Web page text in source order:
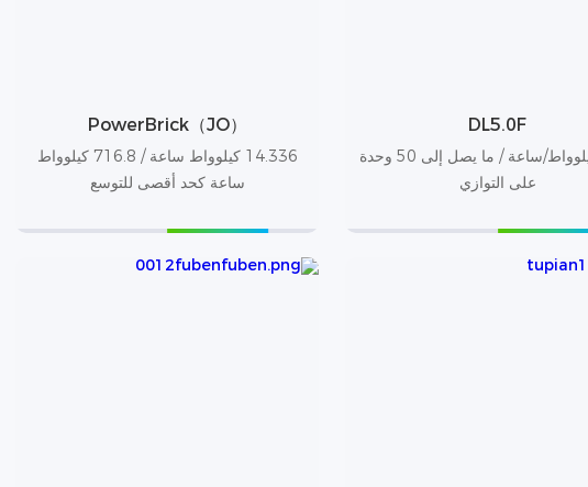
DL5.0F
5.12 كيلوواط/ساعة / ما يصل إلى 50 وحدة
على التوازي
PowerBrick（JO）
14.336 كيلوواط ساعة / 716.8 كيلوواط
ساعة كحد أقصى للتوسع